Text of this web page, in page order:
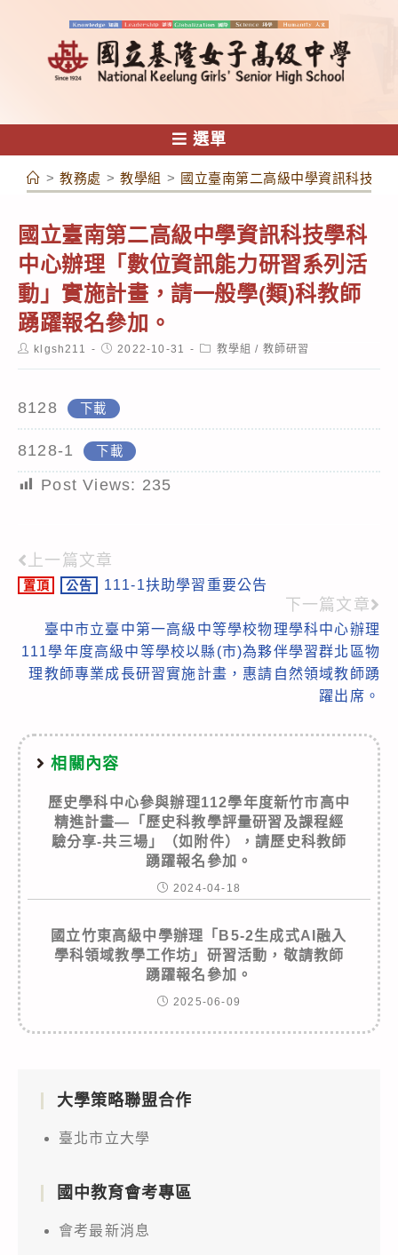
容
選單
> 教務處 > 教學組 > 國立臺南第二高級中學資訊科技學
國立臺南第二高級中學資訊科技學科
中心辦理「數位資訊能力研習系列活
動」實施計畫，請一般學(類)科教師
踴躍報名參加。
Postklgsh211
Post2022-10-31
Post教學組 / 教師研習
8128 下載
8128-1 下載
Post Views: 235
Read
more
articles
上一篇文章
置頂 公告 111-1扶助學習重要公告
下一篇文章
臺中市立臺中第一高級中等學校物理學科中心辦理
111學年度高級中等學校以縣(市)為夥伴學習群北區物
理教師專業成長研習實施計畫，惠請自然領域教師踴
躍出席。
相關內容
歷史學科中心參與辦理112學年度新竹市高中
精進計畫—「歷史科教學評量研習及課程經
驗分享-共三場」（如附件），請歷史科教師
踴躍報名參加。
2024-04-18
國立竹東高級中學辦理「B5-2生成式AI融入
學科領域教學工作坊」研習活動，敬請教師
踴躍報名參加。
2025-06-09
大學策略聯盟合作
臺北市立大學
國中教育會考專區
會考最新消息